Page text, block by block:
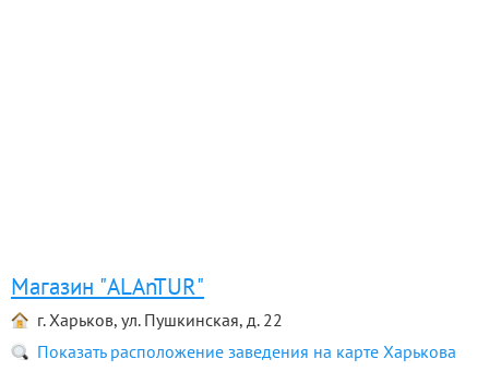
Магазин "ALAnTUR"
г. Харьков, ул. Пушкинская, д. 22
Показать расположение заведения на карте Харькова